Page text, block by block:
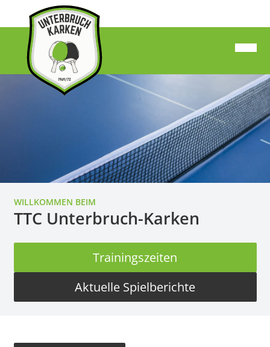
WILLKOMMEN BEIM
TTC Unterbruch-Karken
Trainingszeiten
Aktuelle Spielberichte